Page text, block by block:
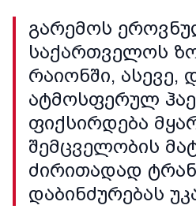
გარემოს
საქართველოს
რაიონში, ასევე,
ატმოსფერულ
ფიქსირდება
შემცველობის
ძირითადად
დაბინძურებას